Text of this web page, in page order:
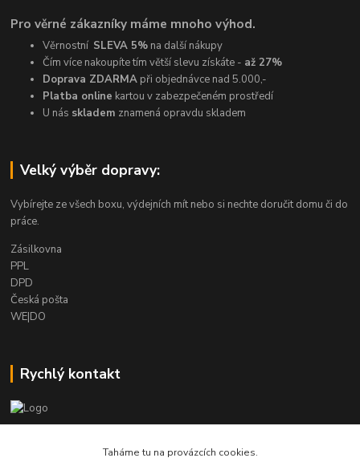
Pro věrné zákazníky máme mnoho výhod.
Věrnostní SLEVA 5% na další nákupy
Čím více nakoupíte tím větší slevu získáte - až 27%
Doprava ZDARMA při objednávce nad 5.000,-
Platba online kartou v zabezpečeném prostředí
U nás skladem znamená opravdu skladem
Velký výběr dopravy:
Vybírejte ze všech boxu, výdejních mít nebo si nechte doručit domu či do
práce.
Zásilkovna
PPL
DPD
Česká pošta
WE|DO
Rychlý kontakt
info@armygalanterie.czTaháme tu na provázcích cookies.